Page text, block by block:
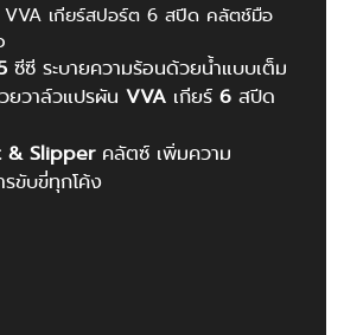
VVA เกียร์สปอร์ต 6 สปีด คลัตช์มือ
ซีซี ระบายความร้อนด้วยน้ำแบบเต็ม
ยวาล์วแปรผัน VVA เกียร์ 6 สปีด
& Slipper คลัตซ์ เพิ่มความ
ขับขี่ทุกโค้ง